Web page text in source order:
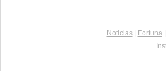
Noticias| Fortuna|